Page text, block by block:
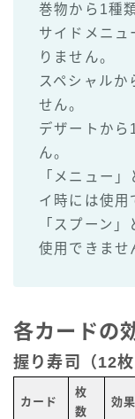
巻物から1種
サイドメニュ
りません。
スペシャルか
せん。
デザートから
ん。
「メニュー
イ時には使用
「スプーン
使用できませ
各カードの
握り寿司（12
カード
枚
数
効果